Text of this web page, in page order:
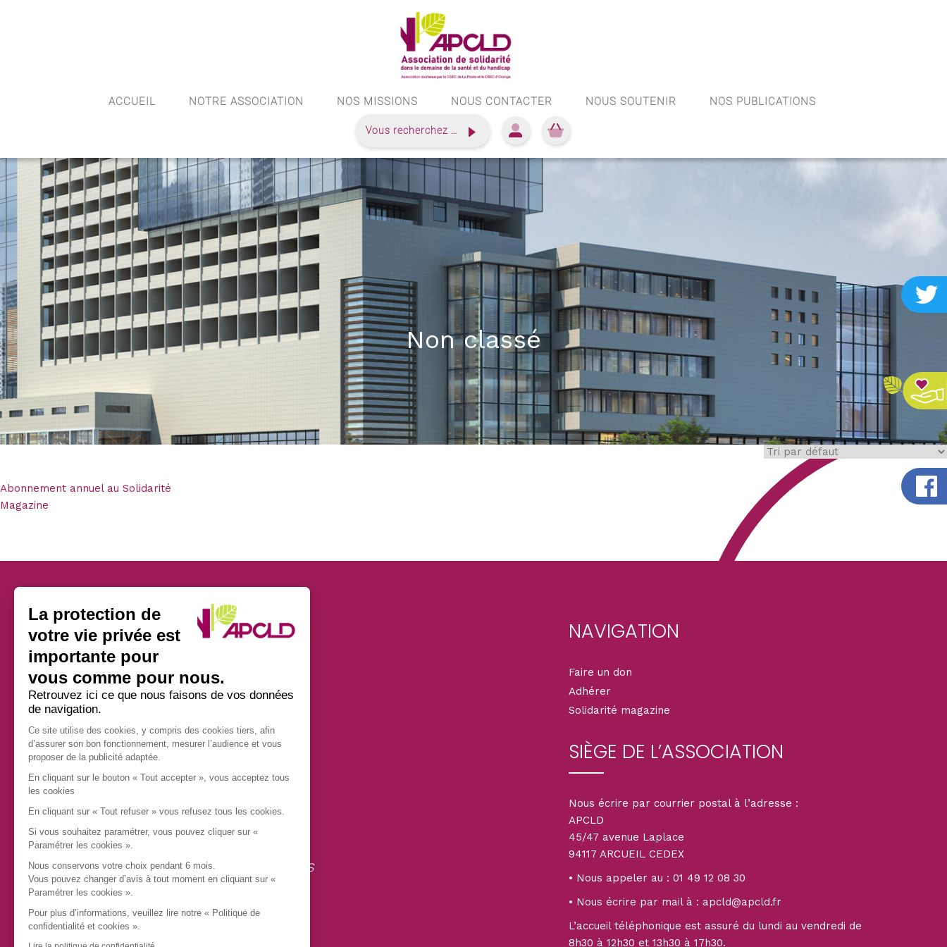
ACCUEIL NOTRE ASSOCIATION NOS MISSIONS NOUS CONTACTER NOUS SOUTENIR NOS PUBLICATIONS
Vous recherchez …
Non classé
Abonnement annuel au Solidarité
Magazine
Accompagnements et visites
Prévention santé
Conseils et aides aux démarches
Logements d’accueil
Don de soi
NAVIGATION
Faire un don
Adhérer
Solidarité magazine
SIÈGE DE L’ASSOCIATION
Nous écrire par courrier postal à l’adresse :
APCLD
45/47 avenue Laplace
94117 ARCUEIL CEDEX
• Nous appeler au : 01 49 12 08 30
• Nous écrire par mail à : apcld@apcld.fr
L’accueil téléphonique est assuré du lundi au vendredi de
8h30 à 12h30 et 13h30 à 17h30.
La protection de
votre vie privée est
importante pour
vous comme pour nous.
Retrouvez ici ce que nous faisons de vos données
de navigation.
Ce site utilise des cookies, y compris des cookies tiers, afin
d’assurer son bon fonctionnement, mesurer l’audience et vous
proposer de la publicité adaptée.
En cliquant sur le bouton « Tout accepter », vous acceptez tous
les cookies
En cliquant sur « Tout refuser » vous refusez tous les cookies.
Si vous souhaitez paramétrer, vous pouvez cliquer sur «
Paramétrer les cookies ».
Nous conservons votre choix pendant 6 mois.
Vous pouvez changer d’avis à tout moment en cliquant sur «
Paramétrer les cookies ».
Pour plus d’informations, veuillez lire notre « Politique de
confidentialité et cookies ».